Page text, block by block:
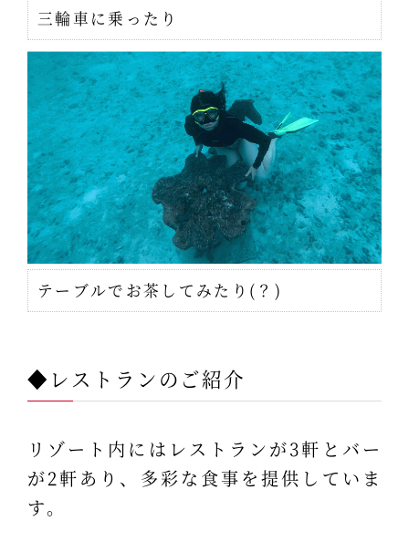
三輪車に乗ったり
テーブルでお茶してみたり(？)
◆レストランのご紹介
リゾート内にはレストランが3軒とバー
が2軒あり、多彩な食事を提供していま
す。